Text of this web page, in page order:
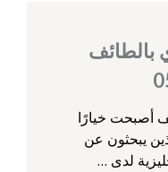
بالطائف
أصبحت خيارًا
يبحثون عن
لدى …